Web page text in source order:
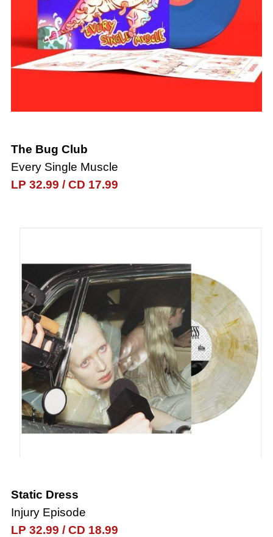
The Bug Club
Every Single Muscle
LP 32.99 / CD 17.99
Static Dress
Injury Episode
LP 32.99 / CD 18.99